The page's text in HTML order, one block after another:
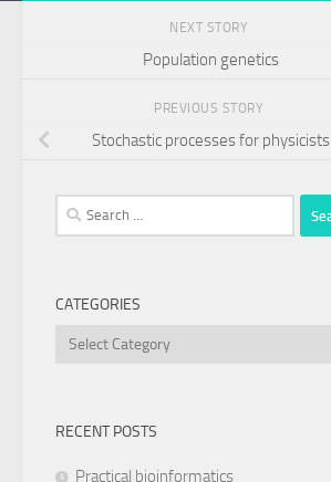
NEXT STORY
Population genetics
PREVIOUS STORY
Stochastic processes for physicists
Search
for:
CATEGORIES
Categories
RECENT POSTS
Practical bioinformatics